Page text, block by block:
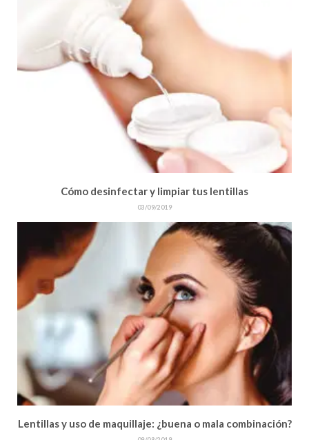
Cómo desinfectar y limpiar tus lentillas
03/09/2019
Lentillas y uso de maquillaje: ¿buena o mala combinación?